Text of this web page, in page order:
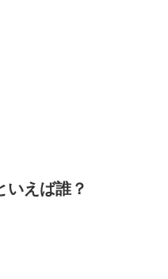
いえば誰？